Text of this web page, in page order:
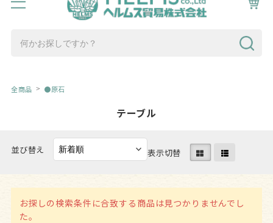
HOME 商品一覧 お問い合わせ
全商品 ●原石
テーブル
並び替え 表示切替
お探しの検索条件に合致する商品は見つかりませんでし
た。